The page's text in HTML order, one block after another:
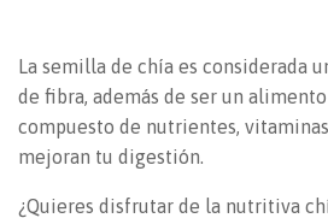
La semilla de chía es considerada
de fibra, además de ser un
compuesto de nutrientes,
mejoran tu digestión.
¿Quieres disfrutar de la nutritiva